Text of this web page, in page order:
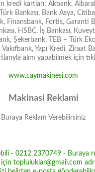
kredi kartları; Akbank,
Bankası, Bank Asya,
Finansbank, Fortis, Garanti
HSBC, İş Bankası,
Şekerbank, TEB – Türk
Vakıfbank, Yapı Kredi, Ziraat
alım yapabilmek için
www.caymakinesi.com
Makinasi Reklami
Buraya Reklam Verebilirsiniz